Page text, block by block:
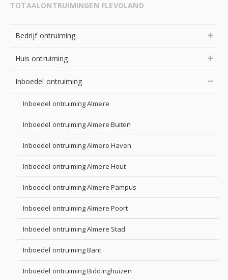
TOTAALONTRUIMINGEN FLEVOLAND
Bedrijf ontruiming
Huis ontruiming
Inboedel ontruiming
Inboedel ontruiming Almere
Inboedel ontruiming Almere Buiten
Inboedel ontruiming Almere Haven
Inboedel ontruiming Almere Hout
Inboedel ontruiming Almere Pampus
Inboedel ontruiming Almere Poort
Inboedel ontruiming Almere Stad
Inboedel ontruiming Bant
Inboedel ontruiming Biddinghuizen